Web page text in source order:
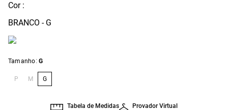
Cor :
BRANCO - G
Tamanho: G
P M G
Provador Virtual
Tabela de Medidas